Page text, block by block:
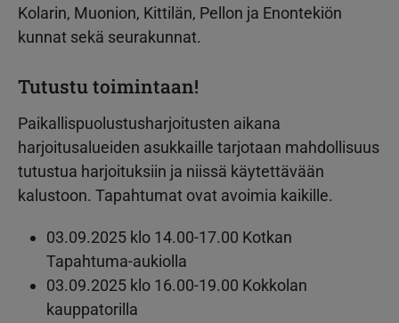
Kolarin, Muonion, Kittilän, Pellon ja Enontekiön
kunnat sekä seurakunnat.
Tutustu toimintaan!
Paikallispuolustusharjoitusten aikana
harjoitusalueiden asukkaille tarjotaan mahdollisuus
tutustua harjoituksiin ja niissä käytettävään
kalustoon. Tapahtumat ovat avoimia kaikille.
03.09.2025 klo 14.00-17.00 Kotkan
Tapahtuma-aukiolla
03.09.2025 klo 16.00-19.00 Kokkolan
kauppatorilla